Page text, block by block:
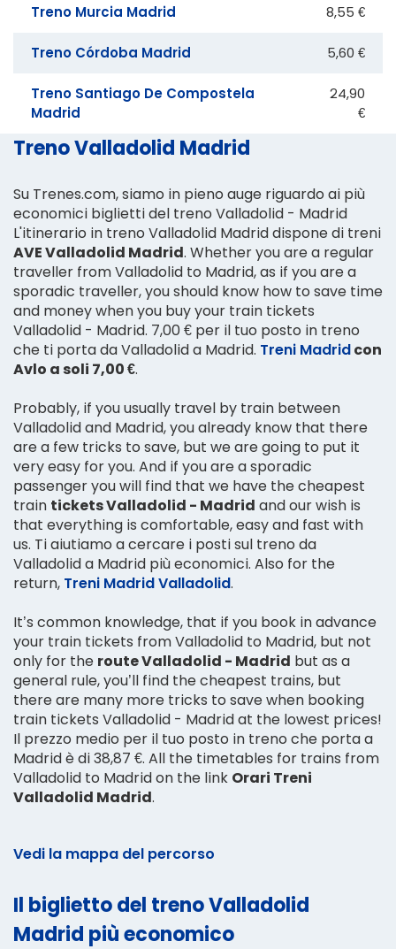
Treno Murcia Madrid 8,55 €
Treno Córdoba Madrid 5,60 €
Treno Santiago De Compostela
Madrid
24,90
€
Treno Valladolid Madrid
Su Trenes.com, siamo in pieno auge riguardo ai più
economici biglietti del treno Valladolid - Madrid
L'itinerario in treno Valladolid Madrid dispone di treni
AVE Valladolid Madrid. Whether you are a regular
traveller from Valladolid to Madrid, as if you are a
sporadic traveller, you should know how to save time
and money when you buy your train tickets
Valladolid - Madrid. 7,00 € per il tuo posto in treno
che ti porta da Valladolid a Madrid. Treni Madridcon
Avlo a soli 7,00 €.
Probably, if you usually travel by train between
Valladolid and Madrid, you already know that there
are a few tricks to save, but we are going to put it
very easy for you. And if you are a sporadic
passenger you will find that we have the cheapest
train tickets Valladolid - Madrid and our wish is
that everything is comfortable, easy and fast with
us. Ti aiutiamo a cercare i posti sul treno da
Valladolid a Madrid più economici. Also for the
return, Treni Madrid Valladolid.
It’s common knowledge, that if you book in advance
your train tickets from Valladolid to Madrid, but not
only for the route Valladolid - Madrid but as a
general rule, you’ll find the cheapest trains, but
there are many more tricks to save when booking
train tickets Valladolid - Madrid at the lowest prices!
Il prezzo medio per il tuo posto in treno che porta a
Madrid è di 38,87 €. All the timetables for trains from
Valladolid to Madrid on the link Orari Treni
Valladolid Madrid.
Vedi la mappa del percorso
Il biglietto del treno Valladolid
Madrid più economico